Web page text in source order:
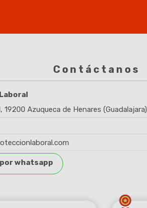
Contáctanos
19200 Azuqueca de Henares (Guadalajara)
whatsapp